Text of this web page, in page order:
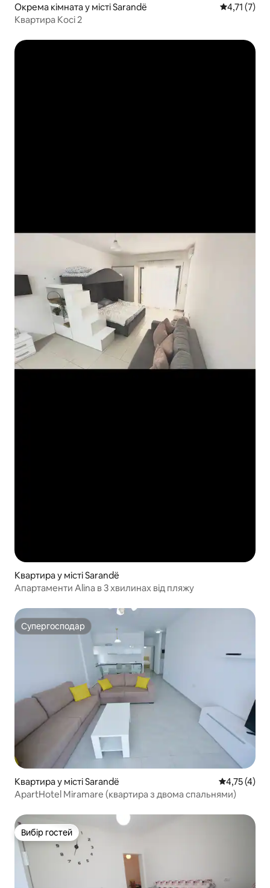
Окрема кімната у місті Sarandë Середня
4,71 (7)
Квартира Koci 2
Квартира у місті Sarandë
Апартаменти Alina в 3 хвилинах від пляжу
Супергосподар
Супергосподар
Квартира у місті Sarandë Середня
4,75 (4)
ApartHotel Miramare (квартира з двома спальнями)
Вибір гостей
Вибір гостей